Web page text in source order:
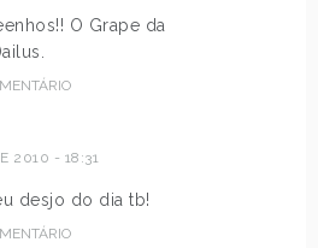
O Grape da
2010 - 18:31
desjo do dia tb!